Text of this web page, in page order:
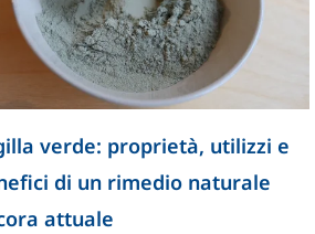
verde: proprietà, utilizzi e
di un rimedio naturale
attuale